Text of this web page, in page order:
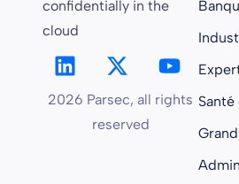
confidentially in the
cloud
2026 Parsec, all rights
reserved